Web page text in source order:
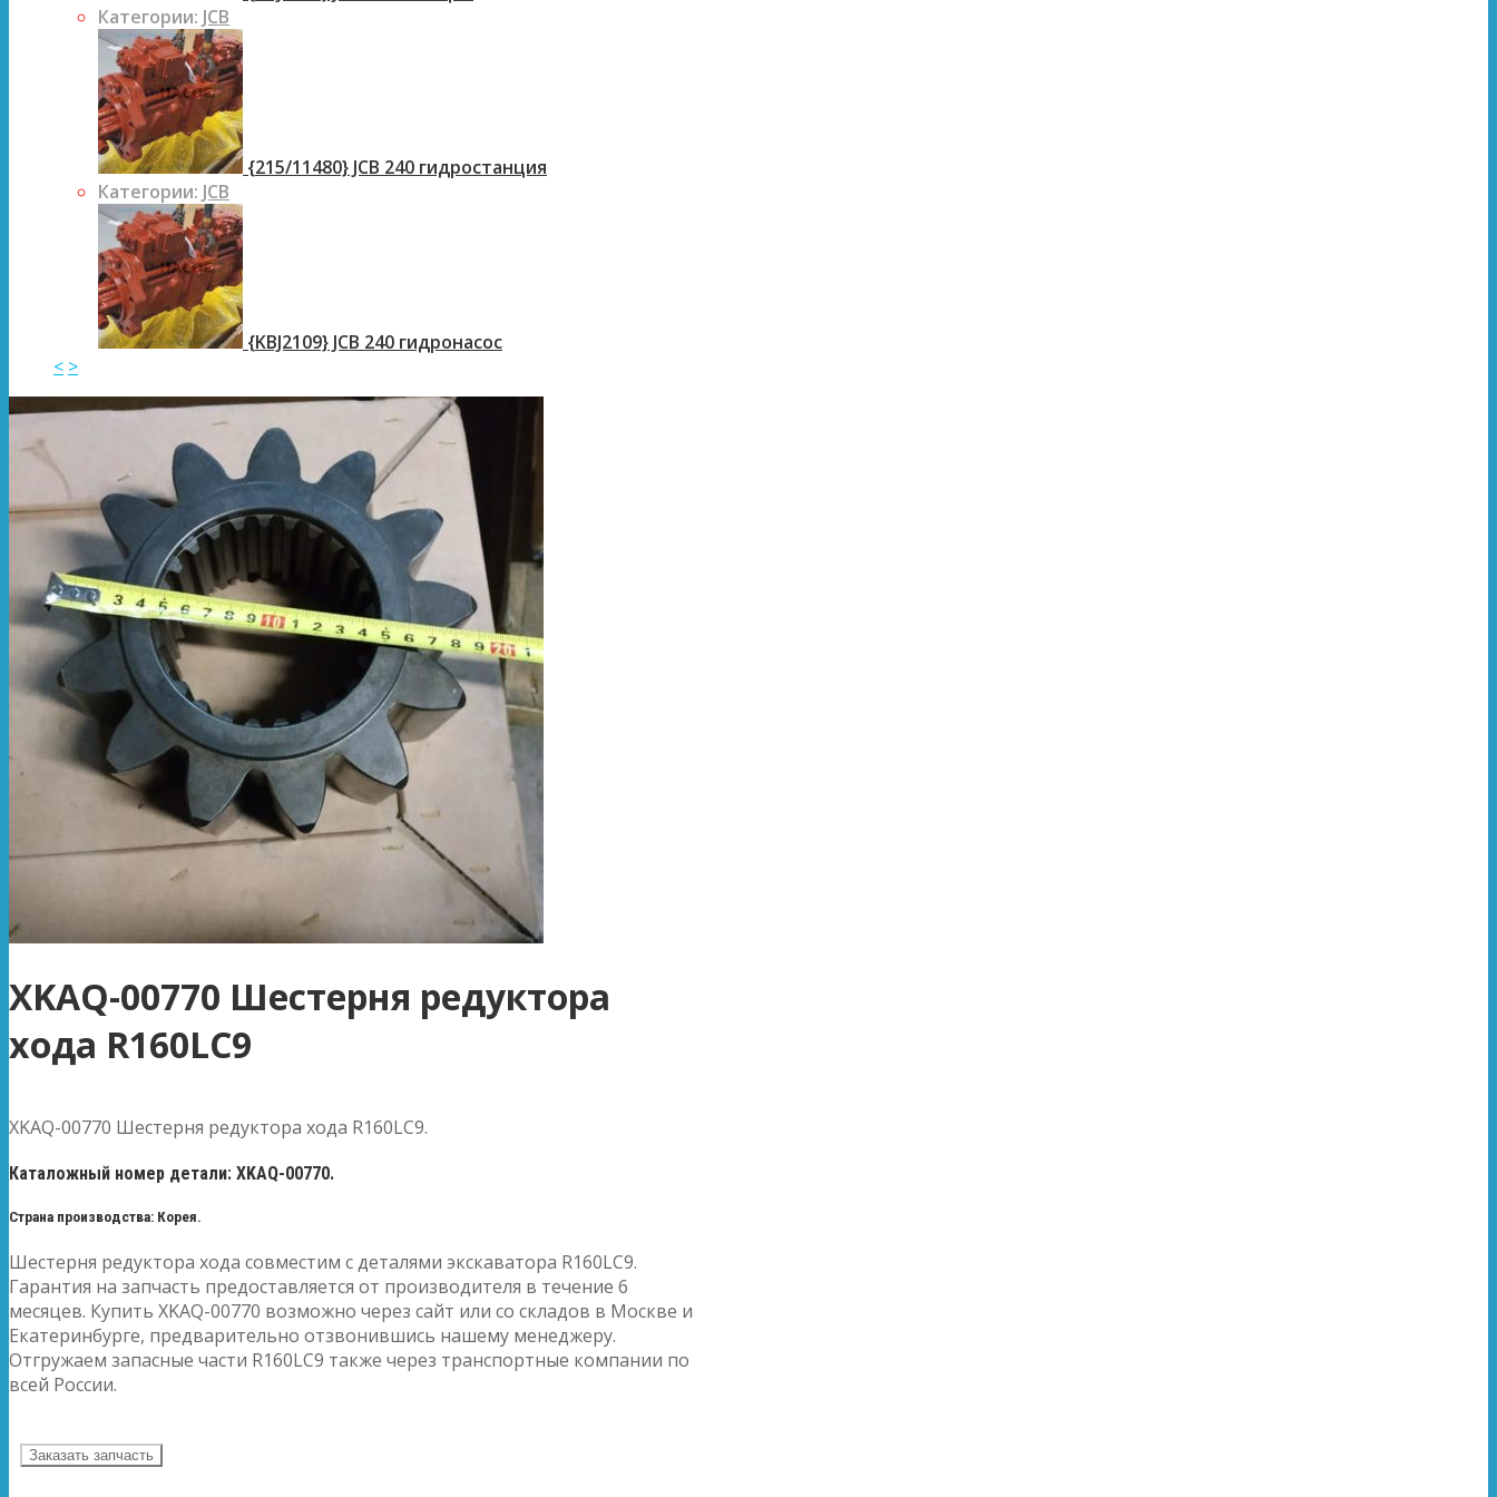
Категории: JCB
{215/11480} JCB 240 гидростанция
Категории: JCB
{KBJ2109} JCB 240 гидронасос
< >
XKAQ-00770 Шестерня редуктора
хода R160LC9
XKAQ-00770 Шестерня редуктора хода R160LC9.
Каталожный номер детали: XKAQ-00770.
Страна производства: Корея.
Шестерня редуктора хода совместим с деталями экскаватора R160LC9.
Гарантия на запчасть предоставляется от производителя в течение 6
месяцев. Купить XKAQ-00770 возможно через сайт или со складов в Москве и
Екатеринбурге, предварительно отзвонившись нашему менеджеру.
Отгружаем запасные части R160LC9 также через транспортные компании по
всей России.
Заказать запчасть